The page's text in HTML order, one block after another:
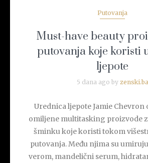
Putovanja
Must-have beauty
putovanja koje koristi
ljepote
5 dana ago by zenski.ba
Urednica ljepote Jamie Chevron
omiljene multitasking proizvode
šminku koje koristi tokom
putovanja. Među njima su
verom, mandelični serum,